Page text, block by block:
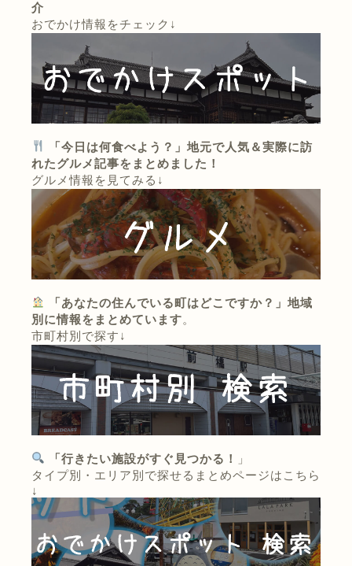
介
おでかけ情報をチェック↓
「今日は何食べよう？」地元で人気＆実際に訪
れたグルメ記事をまとめました！
グルメ情報を見てみる↓
「あなたの住んでいる町はどこですか？」地域
別に情報をまとめています。
市町村別で探す↓
「行きたい施設がすぐ見つかる！
」
タイプ別・エリア別で探せるまとめページはこちら
↓